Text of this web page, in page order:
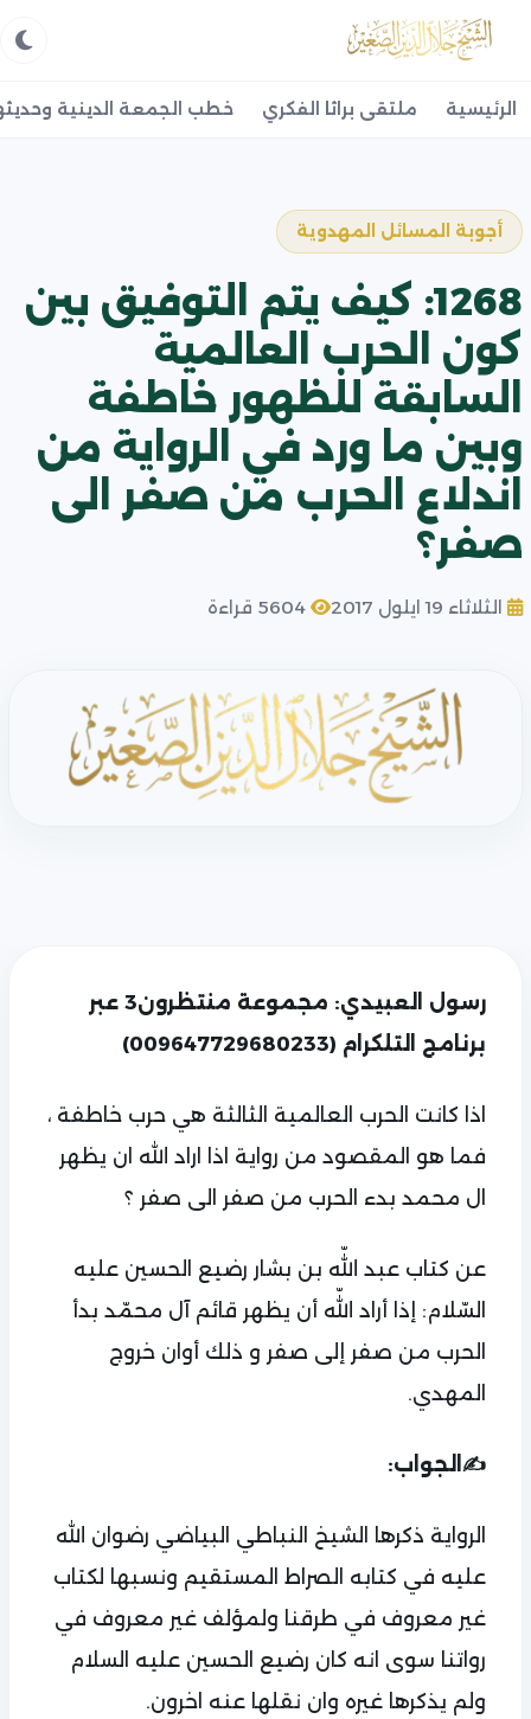
الرئيسية ملتقى براثا الفكري خطب الجمعة الدينية
أجوبة المسائل المهدوية
1268: كيف يتم التوفيق بين
كون الحرب العالمية
السابقة للظهور خاطفة
وبين ما ورد في الرواية من
اندلاع الحرب من صفر الى
صفر؟
الثلاثاء 19 ايلول 2017
رسول العبيدي: مجموعة منتظرون3 عبر
برنامج التلكرام (009647729680233)
اذا كانت الحرب العالمية الثالثة هي حرب خاطفة ،
فما هو المقصود من رواية اذا اراد الله ان يظهر
ال محمد بدء الحرب من صفر الى صفر ؟
عن كتاب عبد اللّه بن بشار رضيع الحسين عليه
السّلام: إذا أراد اللّه أن يظهر قائم آل محمّد بدأ
الحرب من صفر إلى صفر و ذلك أوان خروج
المهدي.
✍الجواب:
الرواية ذكرها الشيخ النباطي البياضي رضوان الله
عليه في كتابه الصراط المستقيم ونسبها لكتاب
غير معروف في طرقنا ولمؤلف غير معروف في
رواتنا سوى انه كان رضيع الحسين عليه السلام
ولم يذكرها غيره وان نقلها عنه اخرون.